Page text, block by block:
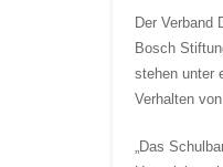
Der Verband
Bosch
stehen unter
Verhalten
„Das